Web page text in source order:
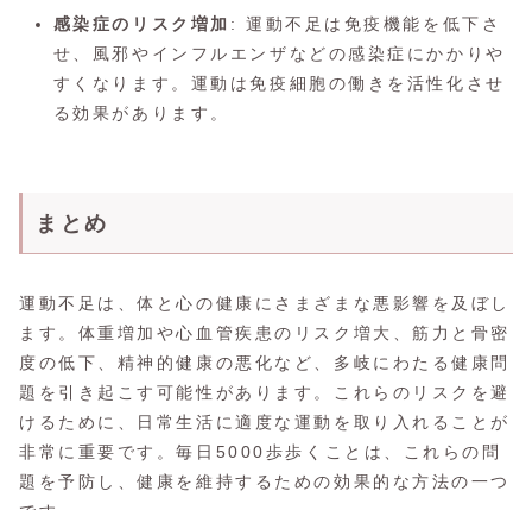
感染症のリスク増加 : 運動不足は免疫機能を低下さ
せ、風邪やインフルエンザなどの感染症にかかりや
すくなります。運動は免疫細胞の働きを活性化させ
る効果があります。
まとめ
運動不足は、体と心の健康にさまざまな悪影響を及ぼし
ます。体重増加や心血管疾患のリスク増大、筋力と骨密
度の低下、精神的健康の悪化など、多岐にわたる健康問
題を引き起こす可能性があります。これらのリスクを避
けるために、日常生活に適度な運動を取り入れることが
非常に重要です。毎日5000歩歩くことは、これらの問
題を予防し、健康を維持するための効果的な方法の一つ